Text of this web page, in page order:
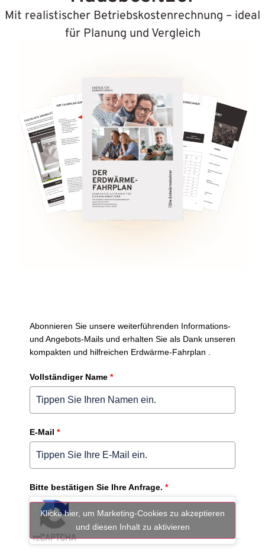
Mit realistischer Betriebskostenrechnung – ideal
für Planung und Vergleich
Abonnieren Sie unsere weiterführenden Informations-
und Angebots-Mails und erhalten Sie als Dank unseren
kompakten und hilfreichen Erdwärme-Fahrplan .
Vollständiger Name *
E-Mail *
Bitte bestätigen Sie Ihre Anfrage. *
Klicke hier, um Marketing-Cookies zu akzeptieren
und diesen Inhalt zu aktivieren